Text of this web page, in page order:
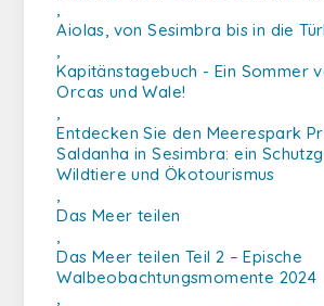
Aiolas, von Sesimbra bis in die
Kapitänstagebuch - Ein Sommer
Orcas und Wale!
Entdecken Sie den Meerespark
Saldanha in Sesimbra: ein
Wildtiere und Ökotourismus
Das Meer teilen
Das Meer teilen Teil 2 – Epische
Walbeobachtungsmomente 2024